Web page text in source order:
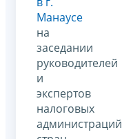
Манаусе
на
заседании
руководителей
и
экспертов
налоговых
администраций